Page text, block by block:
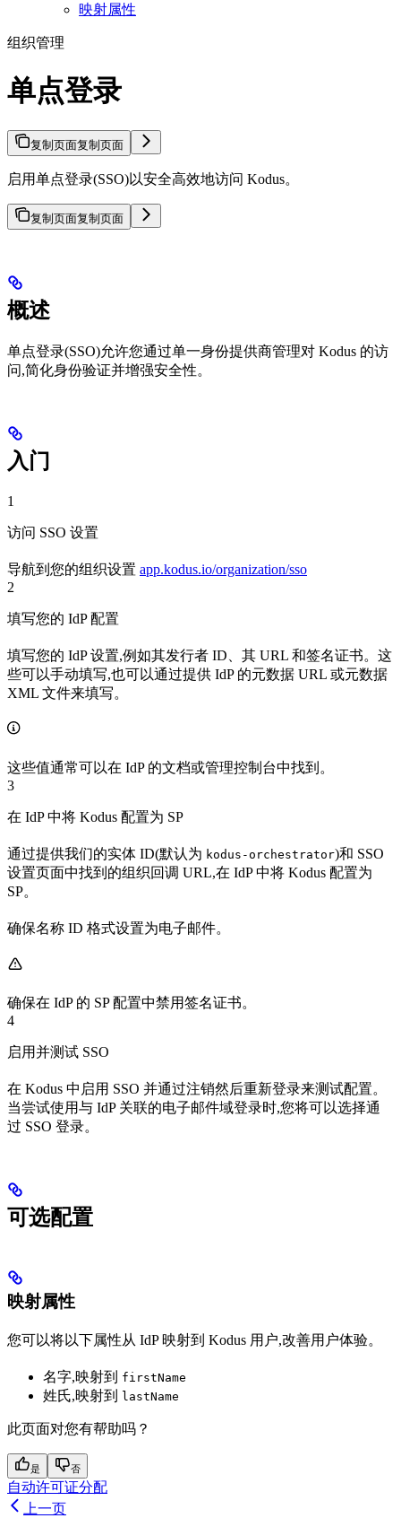
映射属性
组织管理
单点登录
复制页面复制页面
启用单点登录(SSO)以安全高效地访问 Kodus。
复制页面复制页面
概述
单点登录(SSO)允许您通过单一身份提供商管理对 Kodus 的访
问,简化身份验证并增强安全性。
入门
1
访问 SSO 设置
导航到您的组织设置 app.kodus.io/organization/sso
2
填写您的 IdP 配置
填写您的 IdP 设置,例如其发行者 ID、其 URL 和签名证书。这
些可以手动填写,也可以通过提供 IdP 的元数据 URL 或元数据
XML 文件来填写。
这些值通常可以在 IdP 的文档或管理控制台中找到。
3
在 IdP 中将 Kodus 配置为 SP
通过提供我们的实体 ID(默认为 kodus-orchestrator)和 SSO
设置页面中找到的组织回调 URL,在 IdP 中将 Kodus 配置为
SP。
确保名称 ID 格式设置为电子邮件。
确保在 IdP 的 SP 配置中禁用签名证书。
4
启用并测试 SSO
在 Kodus 中启用 SSO 并通过注销然后重新登录来测试配置。
当尝试使用与 IdP 关联的电子邮件域登录时,您将可以选择通
过 SSO 登录。
可选配置
映射属性
您可以将以下属性从 IdP 映射到 Kodus 用户,改善用户体验。
名字,映射到 firstName
姓氏,映射到 lastName
此页面对您有帮助吗？
是 否
自动许可证分配
上一页